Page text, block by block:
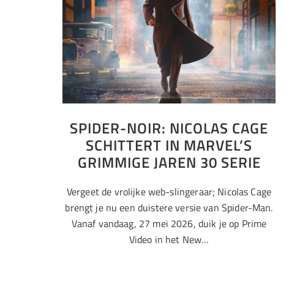
SPIDER-NOIR: NICOLAS CAGE
SCHITTERT IN MARVEL’S
GRIMMIGE JAREN 30 SERIE
Vergeet de vrolijke web-slingeraar; Nicolas Cage
brengt je nu een duistere versie van Spider-Man.
Vanaf vandaag, 27 mei 2026, duik je op Prime
Video in het New…